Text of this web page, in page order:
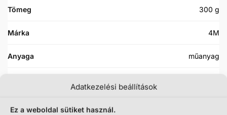
Adatkezelési beállítások
Ez a weboldal sütiket használ.
Tömeg 300 g
Márka 4M
Anyaga műanyag